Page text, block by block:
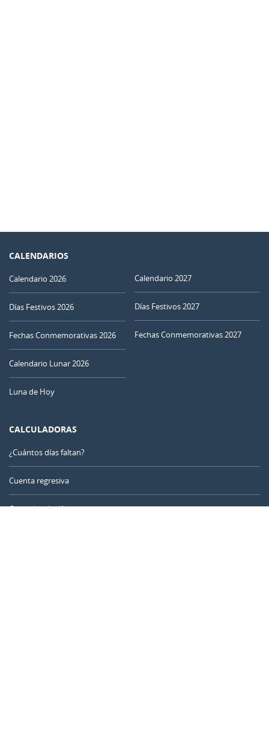
CALENDARIOS
Calendario 2026
Días Festivos 2026
Fechas Conmemorativas 2026
Calendario Lunar 2026
Luna de Hoy
Calendario 2027
Días Festivos 2027
Fechas Conmemorativas 2027
CALCULADORAS
¿Cuántos días faltan?
Cuenta regresiva
Contador de días